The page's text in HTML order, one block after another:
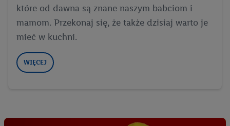
które od dawna są znane naszym babciom i
mamom. Przekonaj się, że także dzisiaj warto je
mieć w kuchni.
WIĘCEJ